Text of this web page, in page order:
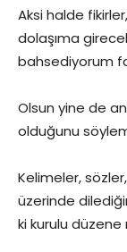
Aksi halde
dolaşıma
bahsediyorum
Olsun yine de
olduğunu
Kelimeler,
üzerinde
ki kurulu düzene